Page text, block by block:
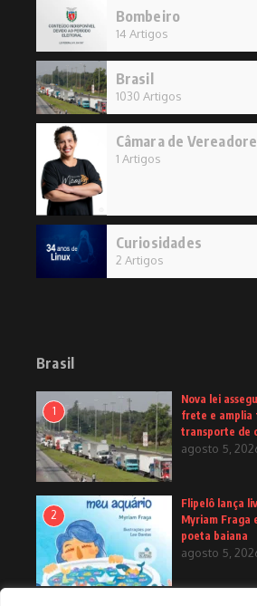
Bombeiro
14 Artigos
Brasil
1030 Artigos
Câmara de
1 Artigos
Curiosidades
2 Artigos
Brasil
1
Nova lei
frete e amplia
transporte de
agosto 5,
2
Flipelô lança
Myriam Fraga
poeta baiana
agosto 5,